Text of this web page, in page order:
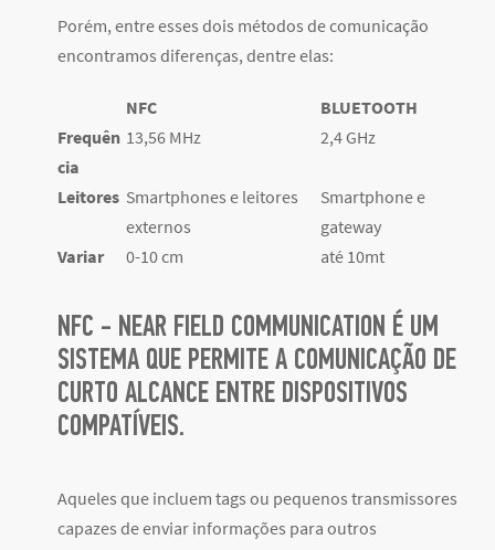
Porém, entre esses dois métodos de comunicação
encontramos diferenças, dentre elas:
NFC
BLUETOOTH
Frequên
cia
13,56 MHz 2,4 GHz
Leitores Smartphones e leitores
externos
Smartphone e
gateway
Variar
0-10 cm até 10mt
NFC - NEAR FIELD COMMUNICATION É UM
SISTEMA QUE PERMITE A COMUNICAÇÃO DE
CURTO ALCANCE ENTRE DISPOSITIVOS
COMPATÍVEIS.
Aqueles que incluem tags ou pequenos transmissores
capazes de enviar informações para outros